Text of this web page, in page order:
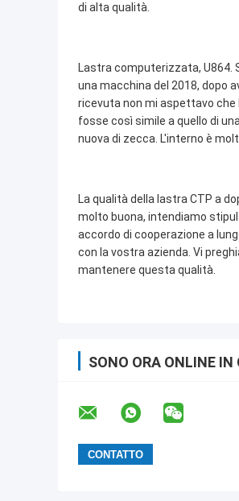
di alta qualità.
Lastra computerizzata, U864.
una macchina del 2018, dopo
ricevuta non mi aspettavo
fosse così simile a quello di
nuova di zecca. L'interno è
La qualità della lastra CTP a
molto buona, intendiamo
accordo di cooperazione a
con la vostra azienda. Vi
mantenere questa qualità.
SONO ORA ONLINE IN